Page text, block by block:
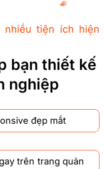
nhiều tiện ích hiện
bạn thiết kế
nghiệp
đẹp mắt
trên trang quản